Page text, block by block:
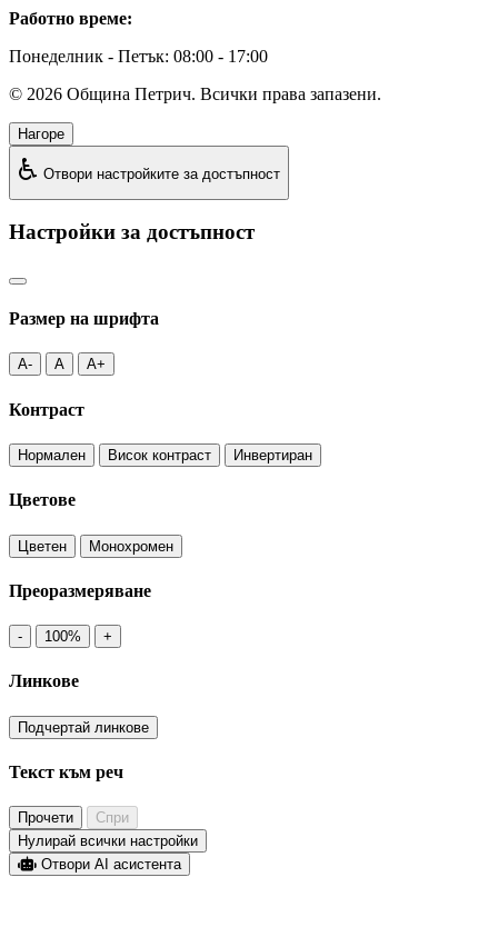
Работно време:
Понеделник - Петък: 08:00 - 17:00
© 2026 Община Петрич. Всички права запазени.
Нагоре
♿ Отвори настройките за достъпност
Настройки за достъпност
Размер на шрифта
A- A A+
Контраст
Нормален Висок контраст Инвертиран
Цветове
Цветен Монохромен
Преоразмеряване
- 100% +
Линкове
Подчертай линкове
Текст към реч
Прочети
Спри
Нулирай всички настройки
Отвори AI асистента